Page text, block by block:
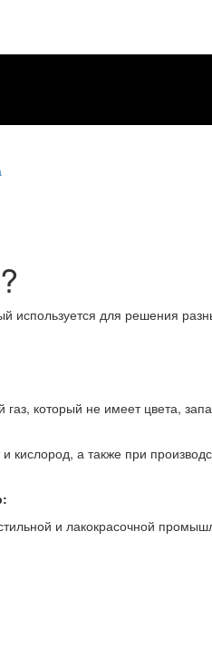
для решения
который не имеет цвета,
а также при
и лакокрасочной